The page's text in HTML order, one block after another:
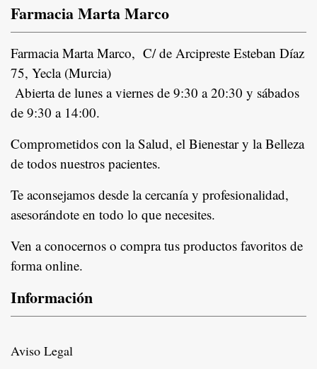
Farmacia Marta Marco
Farmacia Marta Marco, C/ de Arcipreste Esteban Díaz
75, Yecla (Murcia)
Abierta de lunes a viernes de 9:30 a 20:30 y sábados
de 9:30 a 14:00.
Comprometidos con la Salud, el Bienestar y la Belleza
de todos nuestros pacientes.
Te aconsejamos desde la cercanía y profesionalidad,
asesorándote en todo lo que necesites.
Ven a conocernos o compra tus productos favoritos de
forma online.
Información
Aviso Legal